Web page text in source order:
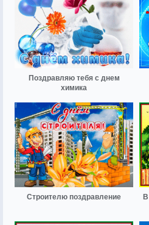
Поздравляю тебя с днем
химика
Строителю поздравление